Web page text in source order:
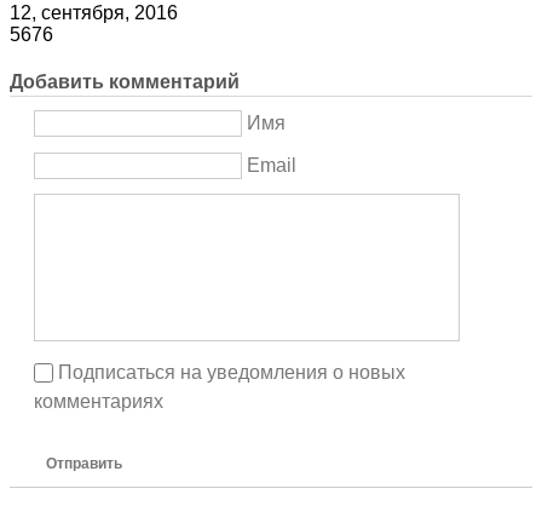
12, сентября, 2016
5676
Добавить комментарий
Имя
Email
Подписаться на уведомления о новых
комментариях
Отправить